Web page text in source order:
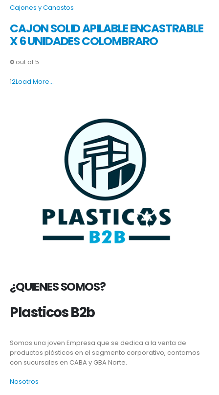
Cajones y Canastos
CAJON SOLID APILABLE ENCASTRABLE
X 6 UNIDADES COLOMBRARO
0 out of 5
12Load More…
¿QUIENES SOMOS?
Plasticos B2b
Somos una joven Empresa que se dedica a la venta de
productos plásticos en el segmento corporativo, contamos
con sucursales en CABA y GBA Norte.
Nosotros